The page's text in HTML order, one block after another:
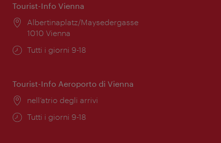
Tourist-Info Vienna
Posizione:
Albertinaplatz/Maysedergasse
1010 Vienna
Orari
Tutti i giorni 9-18
Tourist-Info Aeroporto di Vienna
Posizione:
nell’atrio degli arrivi
Orari
Tutti i giorni 9-18